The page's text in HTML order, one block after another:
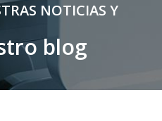
NOTICIAS Y
blog